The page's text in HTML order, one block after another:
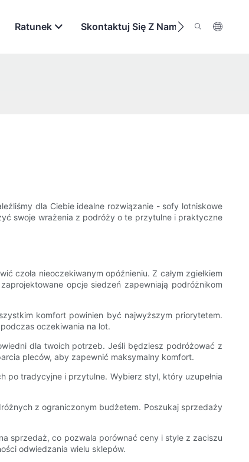
Ratunek Skontaktuj Się Z Nami
dla Ciebie idealne rozwiązanie - sofy lotniskowe
swoje wrażenia z podróży o te przytulne i praktyczne
czoła nieoczekiwanym opóźnieniu. Z całym zgiełkiem
opcje siedzeń zapewniają podróżnikom
komfort powinien być najwyższym priorytetem.
oczekiwania na lot.
dla twoich potrzeb. Jeśli będziesz podróżować z
pleców, aby zapewnić maksymalny komfort.
po tradycyjne i przytulne. Wybierz styl, który uzupełnia
z ograniczonym budżetem. Poszukaj sprzedaży
sprzedaż, co pozwala porównać ceny i style z zaciszu
odwiedzania wielu sklepów.